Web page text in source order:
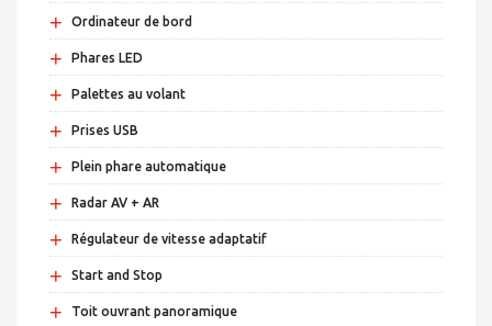
+ Ordinateur de bord
+ Phares LED
+ Palettes au volant
+ Prises USB
+ Plein phare automatique
+ Radar AV + AR
+ Régulateur de vitesse adaptatif
+ Start and Stop
+ Toit ouvrant panoramique